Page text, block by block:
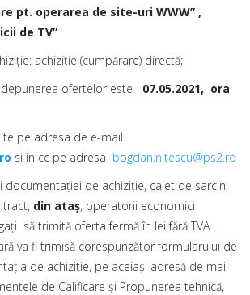
pt. operarea de site-uri WWW” ,
de TV”
achiziţie (cumpărare) directă;
ofertelor este 07.05.2021, ora
pe adresa de e-mail
si in cc pe adresa bogdan.nitescu@ps2.ro
documentaţiei de achiziţie, caiet de sarcini
din ataş, operatorii economici
să trimită oferta fermă în lei fără TVA.
va fi trimisă corespunzător formularului de
de achizitie, pe aceiaşi adresă de mail
de Calificare şi Propunerea tehnică,